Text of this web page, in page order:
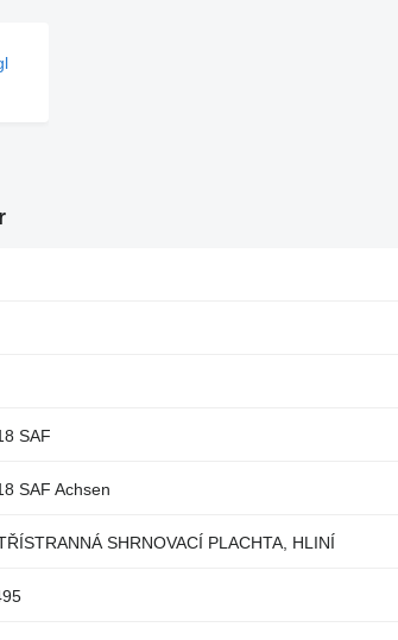
SAF
SAF Achsen
SHRNOVACÍ PLACHTA, HLINÍ